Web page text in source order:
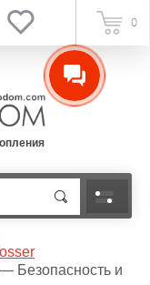
0
Безопасность и